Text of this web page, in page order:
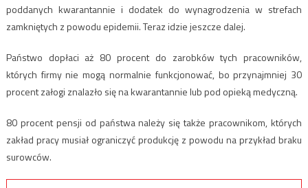
poddanych kwarantannie i dodatek do wynagrodzenia w strefach
zamkniętych z powodu epidemii. Teraz idzie jeszcze dalej.
Państwo dopłaci aż 80 procent do zarobków tych pracowników,
których firmy nie mogą normalnie funkcjonować, bo przynajmniej 30
procent załogi znalazło się na kwarantannie lub pod opieką medyczną.
80 procent pensji od państwa należy się także pracownikom, których
zakład pracy musiał ograniczyć produkcję z powodu na przykład braku
surowców.